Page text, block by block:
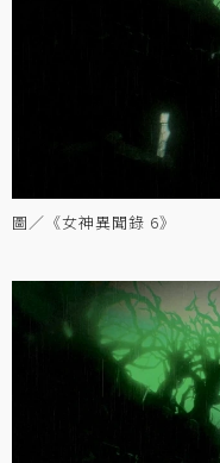
圖／《女神異聞錄 6》